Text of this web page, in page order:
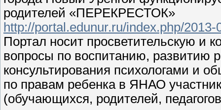
родителей «ПЕРЕКРЕСТОК»
http://portal.edunur.ru/index.php/
Портал носит просветительскую и
вопросы по воспитанию, развитию
консультирования психологами и
по правам ребенка в ЯНАО
(обучающихся, родителей,